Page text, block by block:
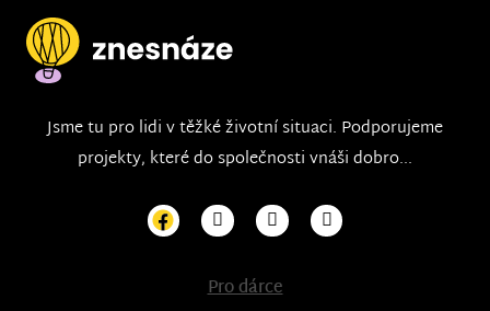
Jsme tu pro lidi v těžké životní situaci. Podporujeme
projekty, které do společnosti vnáši dobro...
Pro dárce